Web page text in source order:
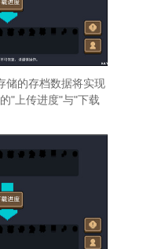
储的存档数据将实现
"上传进度"与"下载